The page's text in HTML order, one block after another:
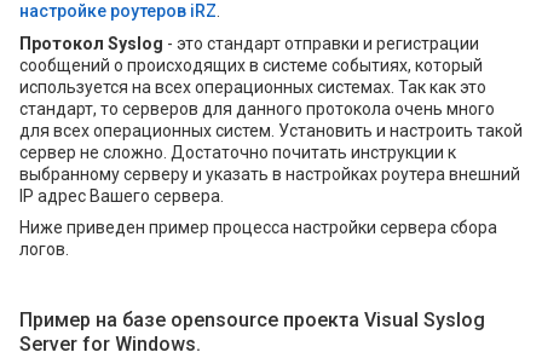
настройке роутеров iRZ
Протокол Syslog - это стандарт отправки и регистрации
сообщений о происходящих в системе событиях, который
используется на всех операционных системах. Так как это
стандарт, то серверов для данного протокола очень много
для всех операционных систем. Установить и настроить такой
сервер не сложно. Достаточно почитать инструкции к
выбранному серверу и указать в настройках роутера внешний
IP адрес Вашего сервера.
Ниже приведен пример процесса настройки сервера сбора
логов.
Пример на базе opensource проекта Visual Syslog
Server for Windows.